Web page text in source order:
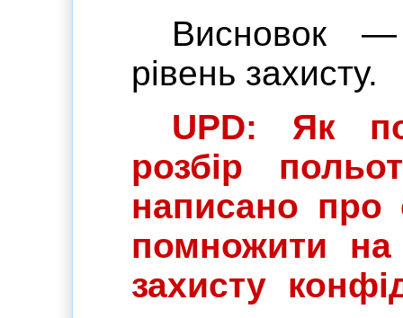
Висновок
рівень захисту.
UPD: Як
розбір
написано про
помножити
захисту